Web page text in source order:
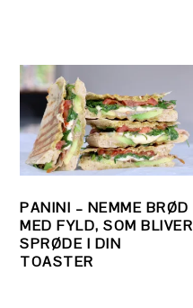
PANINI – NEMME BRØD
MED FYLD, SOM BLIVER
SPRØDE I DIN
TOASTER